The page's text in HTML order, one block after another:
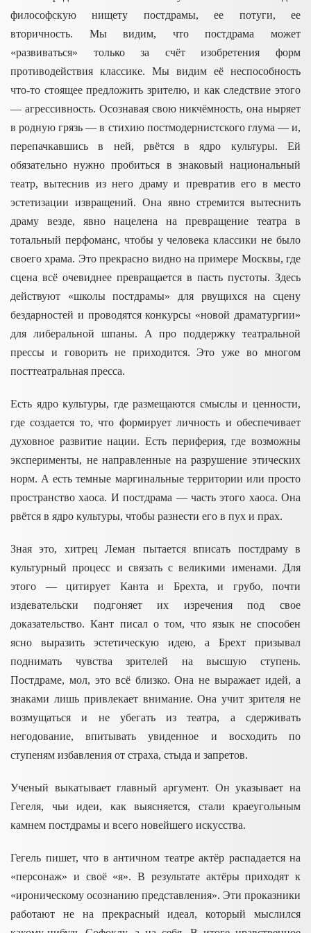
философскую нищету постдрамы, ее потуги, ее
вторичность. Мы видим, что постдрама может
«развиваться» только за счёт изобретения форм
противодействия классике. Мы видим её неспособность
что-то стоящее предложить зрителю, и как следствие этого
–– агрессивность. Осознавая свою никчёмность, она ныряет
в родную грязь –– в стихию постмодернистского глума –– и,
перепачкавшись в ней, рвётся в ядро культуры. Ей
обязательно нужно пробиться в знаковый национальный
театр, вытеснив из него драму и превратив его в место
эстетизации извращений. Она явно стремится вытеснить
драму везде, явно нацелена на превращение театра в
тотальный перфоманс, чтобы у человека классики не было
своего храма. Это прекрасно видно на примере Москвы, где
сцена всё очевиднее превращается в пасть пустоты. Здесь
действуют «школы постдрамы» для рвущихся на сцену
бездарностей и проводятся конкурсы «новой драматургии»
для либеральной шпаны. А про поддержку театральной
прессы и говорить не приходится. Это уже во многом
посттеатральная пресса.
Есть ядро культуры, где размещаются смыслы и ценности,
где создается то, что формирует личность и обеспечивает
духовное развитие нации. Есть периферия, где возможны
эксперименты, не направленные на разрушение этических
норм. А есть темные маргинальные территории или просто
пространство хаоса. И постдрама –– часть этого хаоса. Она
рвётся в ядро культуры, чтобы разнести его в пух и прах.
Зная это, хитрец Леман пытается вписать постдраму в
культурный процесс и связать с великими именами. Для
этого –– цитирует Канта и Брехта, и грубо, почти
издевательски подгоняет их изречения под свое
доказательство. Кант писал о том, что язык не способен
ясно выразить эстетическую идею, а Брехт призывал
поднимать чувства зрителей на высшую ступень.
Постдраме, мол, это всё близко. Она не выражает идей, а
знаками лишь привлекает внимание. Она учит зрителя не
возмущаться и не убегать из театра, а сдерживать
негодование, впитывать увиденное и восходить по
ступеням избавления от страха, стыда и запретов.
Ученый выкатывает главный аргумент. Он указывает на
Гегеля, чьи идеи, как выясняется, стали краеугольным
камнем постдрамы и всего новейшего искусства.
Гегель пишет, что в античном театре актёр распадается на
«персонаж» и своё «я». В результате актёры приходят к
«ироническому осознанию представления». Эти проказники
работают не на прекрасный идеал, который мыслился